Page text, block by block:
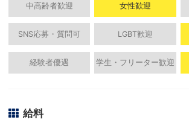
中高齢者歓迎 女性歓迎
SNS応募・質問可 LGBT歓迎
経験者優遇 学生・フリーター歓迎
給料